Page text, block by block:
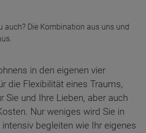
auch? Die Kombination aus uns und
in den eigenen vier
die Flexibilität eines Traums,
Sie und Ihre Lieben, aber auch
Nur weniges wird Sie in
begleiten wie Ihr eigenes